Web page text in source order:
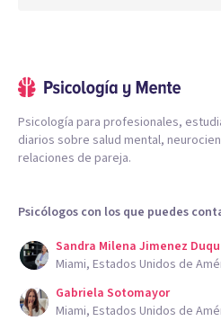
Psicología para profesionales,
diarios sobre salud mental,
relaciones de pareja.
Psicólogos con los que puedes
Sandra Milena Jimenez
Miami, Estados Unidos de
Gabriela Sotomayor
Miami, Estados Unidos de